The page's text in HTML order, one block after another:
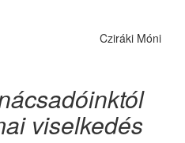
Cziráki Móni
viselkedés